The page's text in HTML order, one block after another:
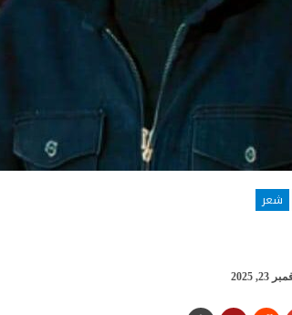
شعر
23, 2025